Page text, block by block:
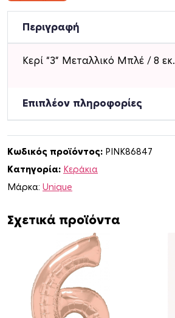
Περιγραφή
Κερί “3” Μεταλλικό Μπλέ / 8 εκ.
Επιπλέον πληροφορίες
Κωδικός προϊόντος: PINK86847
Κατηγορία: Κεράκια
Μάρκα: Unique
Σχετικά προϊόντα